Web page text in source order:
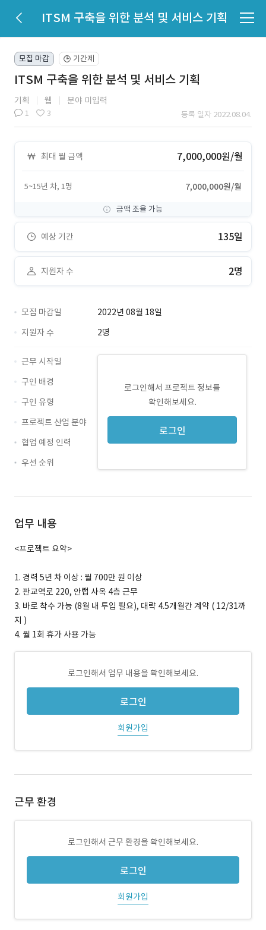
ITSM 구축을 위한 분석 및 서비스 기획
모집 마감 🕒 기간제
ITSM 구축을 위한 분석 및 서비스 기획
기획 웹 분야 미입력
1 3 등록 일자 2022.08.04.
최대 월 금액 7,000,000원/월
5~15년 차, 1명 7,000,000원/월
금액 조율 가능
예상 기간 135일
지원자 수 2명
모집 마감일
2022년 08월 18일
지원자 수
2명
로그인해서 프로젝트 정보를
확인해보세요.
로그인
근무 시작일
구인 배경
구인 유형
프로젝트 산업 분야
협업 예정 인력
우선 순위
업무 내용
<프로젝트 요약>
1. 경력 5년 차 이상 : 월 700만 원 이상
2. 판교역로 220, 안랩 사옥 4층 근무
3. 바로 착수 가능 (8월 내 투입 필요), 대략 4.5개월간 계약 ( 12/31까
지 )
4. 월 1회 휴가 사용 가능
로그인해서 업무 내용을 확인해보세요.
로그인
회원가입
근무 환경
로그인해서 근무 환경을 확인해보세요.
로그인
회원가입